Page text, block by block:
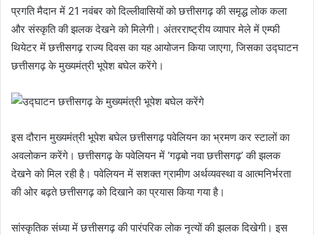
प्रगति मैदान में 21 नवंबर को दिल्लीवासियों को छत्तीसगढ़ की समृद्ध लोक कला
और संस्कृति की झलक देखने को मिलेगी। अंतरराष्ट्रीय व्यापार मेले में एम्फी
थियेटर में छत्तीसगढ़ राज्य दिवस का यह आयोजन किया जाएगा, जिसका उद्घाटन
छत्तीसगढ़ के मुख्यमंत्री भूपेश बघेल करेंगे।
इस दौरान मुख्यमंत्री भूपेश बघेल छत्तीसगढ़ पवेलियन का भ्रमण कर स्टालों का
अवलोकन करेंगे। छत्तीसगढ़ के पवेलियन में ‘गढ़बो नवा छत्तीसगढ़’ की झलक
देखने को मिल रही है। पवेलियन में सशक्त ग्रामीण अर्थव्यवस्था व आत्मनिर्भरता
की ओर बढ़ते छत्तीसगढ़ को दिखाने का प्रयास किया गया है।
सांस्कृतिक संध्या में छत्तीसगढ़ की पारंपरिक लोक नृत्यों की झलक दिखेगी। इस